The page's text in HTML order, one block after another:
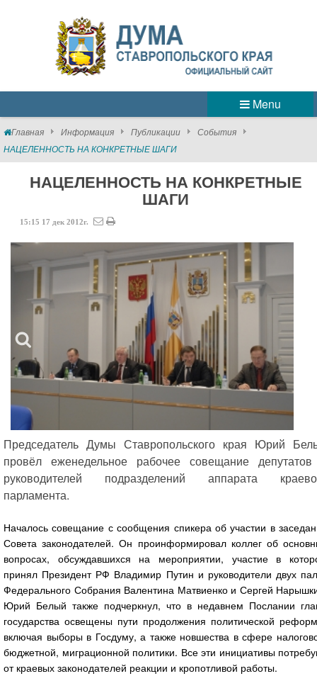
Menu
Главная Информация Публикации
События
НАЦЕЛЕННОСТЬ НА КОНКРЕТНЫЕ ШАГИ
НАЦЕЛЕННОСТЬ НА КОНКРЕТНЫЕ
ШАГИ
15:15 17 дек 2012г.
Председатель Думы Ставропольского края Юрий
провёл еженедельное рабочее совещание
руководителей подразделений аппарата
парламента.
Началось совещание с сообщения спикера об участии в
Совета законодателей. Он проинформировал коллег об
вопросах, обсуждавшихся на мероприятии, участие в
принял Президент РФ Владимир Путин и руководители двух
Федерального Собрания Валентина Матвиенко и Сергей
Юрий Белый также подчеркнул, что в недавнем Послании
государства освещены пути продолжения политической
включая выборы в Госдуму, а также новшества в сфере
бюджетной, миграционной политики. Все эти инициативы
от краевых законодателей реакции и кропотливой работы.